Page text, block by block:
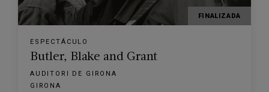
FINALIZADA
ESPECTÁCULO
Butler, Blake and Grant
AUDITORI DE GIRONA
GIRONA